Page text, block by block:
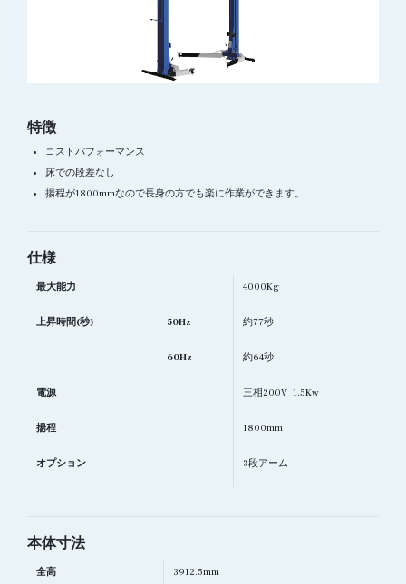
特徴
コストパフォーマンス
床での段差なし
揚程が1800mmなので長身の方でも楽に作業ができます。
仕様
最大能力 4000Kg
上昇時間(秒) 50Hz 約77秒
60Hz 約64秒
電源 三相200V 1.5Kw
揚程 1800mm
オプション 3段アーム
本体寸法
全高
3912.5mm